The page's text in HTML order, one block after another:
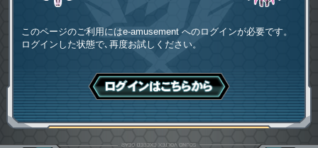
このページのご利用にはe-amusement へのログインが必要です。
ログインした状態で､再度お試しください。
ログインはこちら